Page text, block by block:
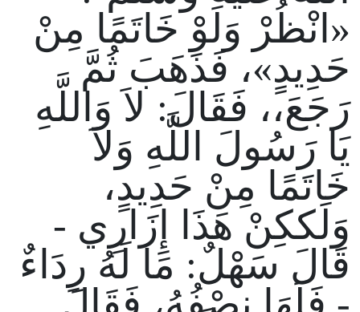
«انْظُرْ وَلَوْ خَاتَمًا مِنْ
حَدِيدٍ»، فَذَهَبَ ثُمَّ
رَجَعَ،، فَقَالَ: لاَ وَاللَّهِ
يَا رَسُولَ اللَّهِ وَلاَ
خَاتَمًا مِنْ حَدِيدٍ،
وَلَككِنْ هَذَا إِزَارِي -
قَالَ سَهْلٌ: مَا لَهُ رِدَاءٌ